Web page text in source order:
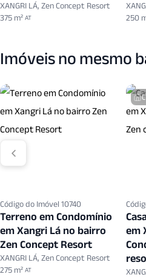
XANGRI LÁ, Zen Concept Resort
375 m² AT
250
Imóveis no mesmo
Código do Imóvel 10740
Terreno em Condomínio
em Xangri Lá no bairro
Zen Concept Resort
XANGRI LÁ, Zen Concept Resort
275 m² AT
em